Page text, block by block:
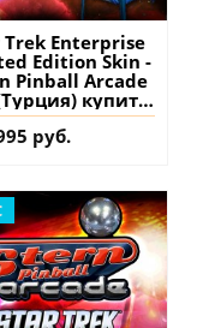
Trek Enterprise
Edition Skin -
Pinball Arcade
купить
на
аккаунт
руб.